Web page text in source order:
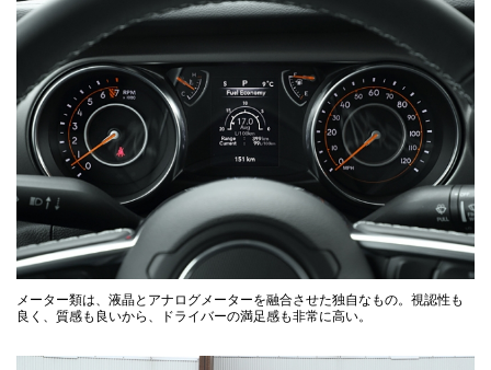
メーター類は、液晶とアナログメーターを融合させた独自なもの。視認性も
良く、質感も良いから、ドライバーの満足感も非常に高い。